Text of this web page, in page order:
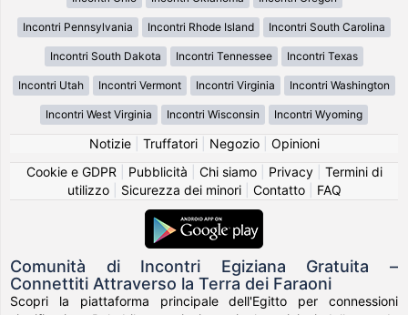
Incontri Pennsylvania Incontri Rhode Island Incontri South Carolina
Incontri South Dakota Incontri Tennessee Incontri Texas
Incontri Utah Incontri Vermont Incontri Virginia Incontri Washington
Incontri West Virginia Incontri Wisconsin Incontri Wyoming
Notizie| Truffatori| Negozio| Opinioni
Cookie e GDPR
Pubblicità Chi siamo| Privacy| Termini di
utilizzo| Sicurezza dei minori| Contatto| FAQ
Comunità di Incontri Egiziana Gratuita –
Connettiti Attraverso la Terra dei Faraoni
Scopri la piattaforma principale dell'Egitto per connessioni